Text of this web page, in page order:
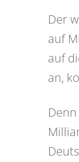
Der
auf
auf
an,